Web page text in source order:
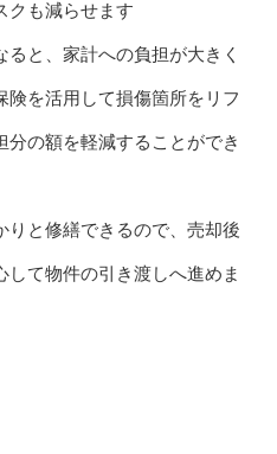
クも減らせます
と、家計への負担が大きく
険を活用して損傷箇所をリフ
分の額を軽減することができ
りと修繕できるので、売却後
て物件の引き渡しへ進めま